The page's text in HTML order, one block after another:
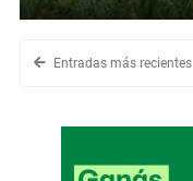
Entradas más recientes